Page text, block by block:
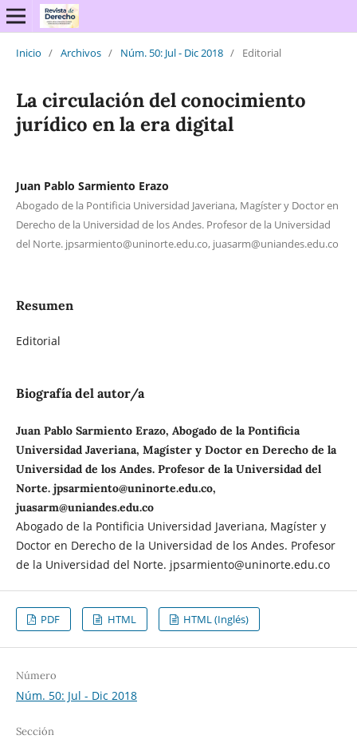
Inicio / Archivos / Núm. 50: Jul - Dic 2018 / Editorial
La circulación del conocimiento
jurídico en la era digital
Juan Pablo Sarmiento Erazo
Abogado de la Pontificia Universidad Javeriana, Magíster y Doctor en
Derecho de la Universidad de los Andes. Profesor de la Universidad
del Norte. jpsarmiento@uninorte.edu.co, juasarm@uniandes.edu.co
Resumen
Editorial
Biografía del autor/a
Juan Pablo Sarmiento Erazo, Abogado de la Pontificia
Universidad Javeriana, Magíster y Doctor en Derecho de la
Universidad de los Andes. Profesor de la Universidad del
Norte. jpsarmiento@uninorte.edu.co,
juasarm@uniandes.edu.co
Abogado de la Pontificia Universidad Javeriana, Magíster y
Doctor en Derecho de la Universidad de los Andes. Profesor
de la Universidad del Norte. jpsarmiento@uninorte.edu.co
PDF HTML HTML (Inglés)
Número
Núm. 50: Jul - Dic 2018
Sección